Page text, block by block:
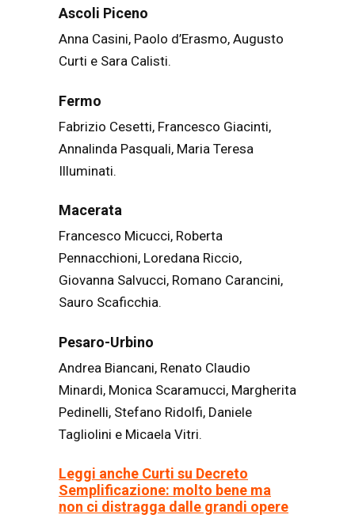
Ascoli Piceno
Anna Casini, Paolo d’Erasmo, Augusto
Curti e Sara Calisti.
Fermo
Fabrizio Cesetti, Francesco Giacinti,
Annalinda Pasquali, Maria Teresa
Illuminati.
Macerata
Francesco Micucci, Roberta
Pennacchioni, Loredana Riccio,
Giovanna Salvucci, Romano Carancini,
Sauro Scaficchia.
Pesaro-Urbino
Andrea Biancani, Renato Claudio
Minardi, Monica Scaramucci, Margherita
Pedinelli, Stefano Ridolfi, Daniele
Tagliolini e Micaela Vitri.
Leggi anche Curti su Decreto
Semplificazione: molto bene ma
non ci distragga dalle grandi opere